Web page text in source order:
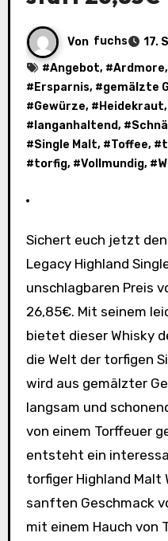
Von fuchs
17.
#Angebot, #Ardmore
# Ersparnis, #gemälzte
#Gewürze, # Heidekraut
# langanhaltend, #
#Single Malt, #Toffee, #
#torfig, #Vollmundig, #
Sichert euch jetzt den Ardmore the Ardmore
Legacy Highland
unschlagbaren Preis
26,85€. Mit seinem
bietet dieser Whisky
die Welt der torfigen
wird aus gemälzter
langsam und
von einem Torffeuer
entsteht ein
torfiger Highland Malt
sanften Geschmack
mit einem Hauch von